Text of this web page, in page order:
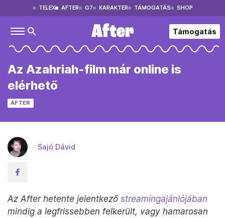
TELEX AFTER G7 KARAKTER TÁMOGATÁS SHOP
Támogatás
Az Azahriah-film már online is
elérhető
AFTER
Sajó Dávid
Az After hetente jelentkező streamingajánlójában
mindig a legfrissebben felkerült, vagy hamarosan